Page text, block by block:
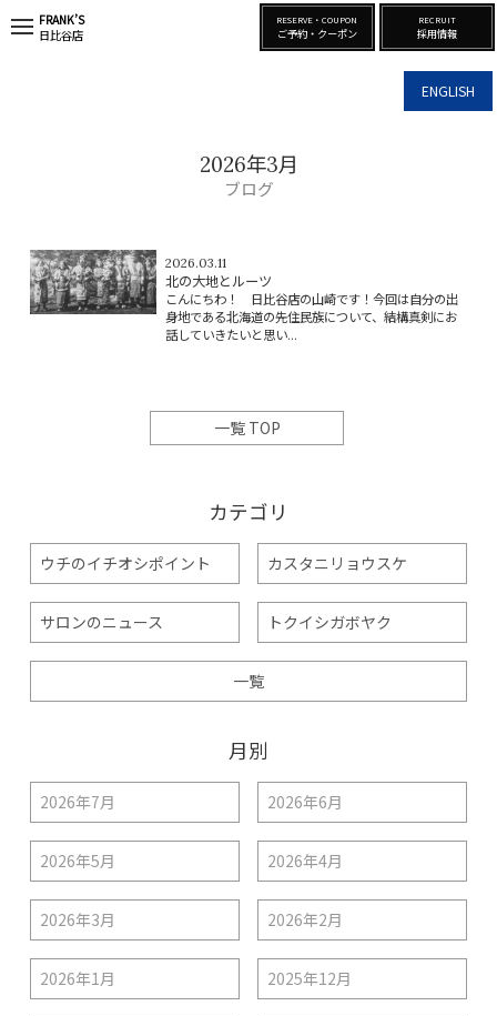
ENGLISH
FRANK’S
日比谷店
RESERVE・COUPON
ご予約・クーポン
RECRUIT
採用情報
2026年3月
ブログ
2026.03.11
北の大地とルーツ
こんにちわ！ 日比谷店の山崎です！今回は自分の出
身地である北海道の先住民族について、結構真剣にお
話していきたいと思い...
一覧 TOP
カテゴリ
ウチのイチオシポイント カスタニリョウスケ
サロンのニュース トクイシガボヤク
一覧
月別
2026年7月 2026年6月
2026年5月 2026年4月
2026年3月 2026年2月
2026年1月 2025年12月
t